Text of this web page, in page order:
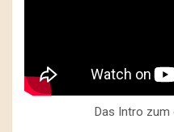
Das Intro zum